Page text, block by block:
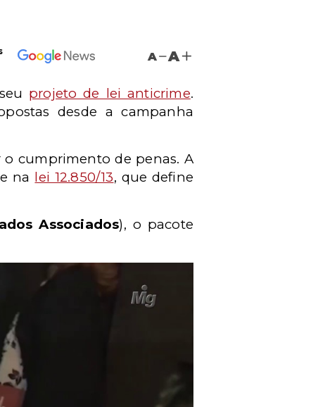
A A
projeto de lei anticrime.
desde a campanha
o cumprimento de penas. A
e na lei 12.850/13, que define
Associados), o pacote